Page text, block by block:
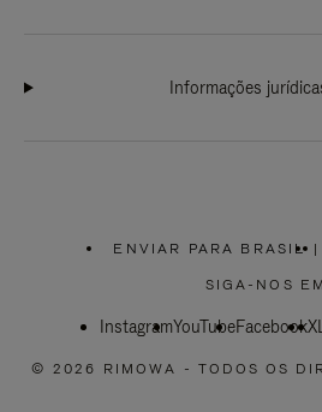
Informações
ENVIAR PARA BRASIL
POR
FAVOR,
SUA
|
SIGA-NOS
InstagramYouTubeFacebookX
© 2026 RIMOWA - TODOS OS